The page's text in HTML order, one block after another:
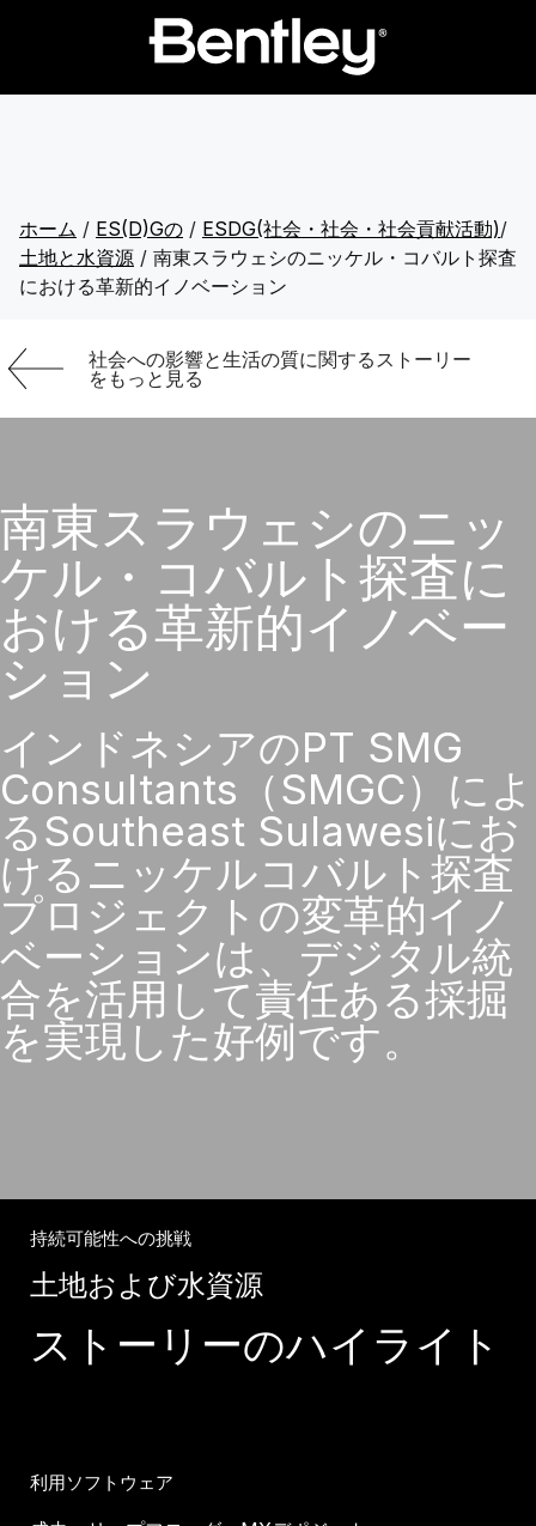
ホーム / ES(D)Gの / ESDG(社会・社会・社会貢献活動)/
土地と水資源 / 南東スラウェシのニッケル・コバルト探査
における革新的イノベーション
社会への影響と生活の質に関するストーリー
をもっと見る
南東スラウェシのニッ
ケル・コバルト探査に
おける革新的イノベー
ション
インドネシアのPT SMG
Consultants（SMGC）によ
るSoutheast Sulawesiにお
けるニッケルコバルト探査
プロジェクトの変革的イノ
ベーションは、デジタル統
合を活用して責任ある採掘
を実現した好例です。
持続可能性への挑戦
土地および水資源
ストーリーのハイライト
利用ソフトウェア